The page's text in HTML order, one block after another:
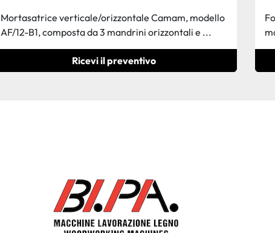
Mortasatrice verticale/orizzontale Camam, modello
AF/12-B1, composta da 3 mandrini orizzontali e ...
Ricevi il preventivo